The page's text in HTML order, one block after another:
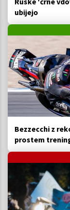
ubijejo
Bezzecchi z
prostem